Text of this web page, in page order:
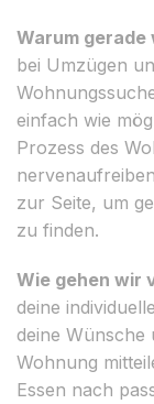
Warum gerade
bei Umzügen
einfach wie
Prozess des
zur Seite, um
zu finden.
Wie gehen wir
deine
deine Wünsche
Wohnung
Essen nach